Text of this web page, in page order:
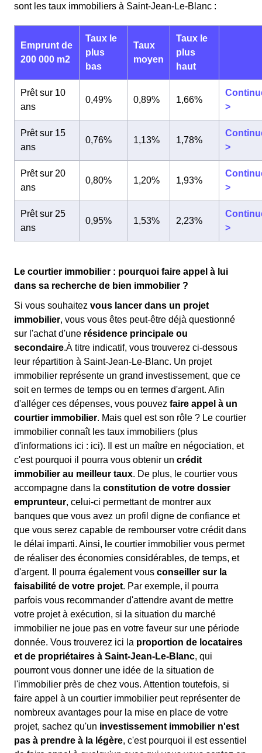
sont les taux immobiliers à Saint-Jean-Le-Blanc :
Emprunt de
200 000 m2
Taux le
plus
bas
Taux
moyen
Taux le
plus
haut
Prêt sur 10
ans
0,49% 0,89% 1,66%
>
Prêt sur 15
ans
0,76% 1,13% 1,78%
>
Prêt sur 20
ans
0,80% 1,20% 1,93%
>
Prêt sur 25
ans
0,95% 1,53% 2,23%
>
Le courtier immobilier : pourquoi faire appel à lui
dans sa recherche de bien immobilier ?
Si vous souhaitez vous lancer dans un projet
immobilier, vous vous êtes peut-être déjà questionné
sur l'achat d'une résidence principale ou
secondaire.À titre indicatif, vous trouverez ci-dessous
leur répartition à Saint-Jean-Le-Blanc. Un projet
immobilier représente un grand investissement, que ce
soit en termes de temps ou en termes d'argent. Afin
d'alléger ces dépenses, vous pouvez faire appel à un
courtier immobilier. Mais quel est son rôle ? Le courtier
immobilier connaît les taux immobiliers (plus
d'informations ici : ici). Il est un maître en négociation, et
c'est pourquoi il pourra vous obtenir un crédit
immobilier au meilleur taux. De plus, le courtier vous
accompagne dans la constitution de votre dossier
emprunteur, celui-ci permettant de montrer aux
banques que vous avez un profil digne de confiance et
que vous serez capable de rembourser votre crédit dans
le délai imparti. Ainsi, le courtier immobilier vous permet
de réaliser des économies considérables, de temps, et
d'argent. Il pourra également vous conseiller sur la
faisabilité de votre projet. Par exemple, il pourra
parfois vous recommander d'attendre avant de mettre
votre projet à exécution, si la situation du marché
immobilier ne joue pas en votre faveur sur une période
donnée. Vous trouverez ici la proportion de locataires
et de propriétaires à Saint-Jean-Le-Blanc, qui
pourront vous donner une idée de la situation de
l'immobilier près de chez vous. Attention toutefois, si
faire appel à un courtier immobilier peut représenter de
nombreux avantages pour la mise en place de votre
projet, sachez qu'un investissement immobilier n'est
pas à prendre à la légère, c'est pourquoi il est essentiel